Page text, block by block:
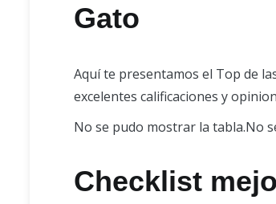
Gato
Aquí te presentamos el Top de
excelentes calificaciones y
No se pudo mostrar la tabla.No
Checklist